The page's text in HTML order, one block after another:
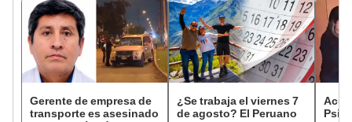
Gerente de empresa de
transporte es asesinado
¿Se trabaja el viernes 7
de agosto? El Peruano